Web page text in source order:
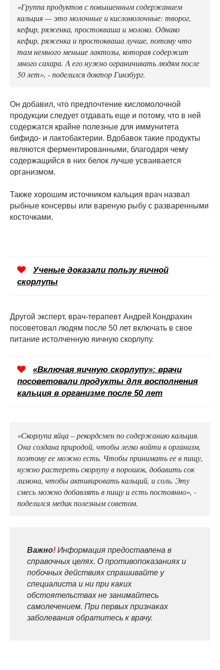
«Группа продуктов с повышенным содержанием
кальция — это молочные и кисломолочные: творог,
кефир, ряженка, простокваша и молоко. Однако
кефир, ряженка и простокваша лучше, потому что
там немного меньше лактозы, которая содержит
много сахара. А его нужно ограничивать людям после
50 лет», - поделился доктор Гинзбург.
Он добавил, что предпочтение кисломолочной
продукции следует отдавать еще и потому, что в ней
содержатся крайне полезные для иммунитета
бифидо- и лактобактерии. Вдобавок такие продукты
являются ферментированными, благодаря чему
содержащийся в них белок лучше усваивается
организмом.
Также хорошим источником кальция врач назвал
рыбные консервы или вареную рыбу с разваренными
косточками.
Ученые доказали пользу яичной
скорлупы
Другой эксперт, врач-терапевт Андрей Кондрахин
посоветовал людям после 50 лет включать в свое
питание истолченную яичную скорлупу.
«Включая яичную скорлупу»: врачи
посоветовали продукты для восполнения
кальция в организме после 50 лет
«Скорлупа яйца – рекордсмен по содержанию кальция.
Она создана природой, чтобы легко войти в организм,
поэтому ее можно есть. Чтобы принимать ее в пищу,
нужно растереть скорлупу в порошок, добавить сок
лимона, чтобы активировать кальций, и соль. Эту
смесь можно добавлять в пищу и есть постоянно», -
поделился медик полезным советом.
Важно! Информация предоставлена в
справочных целях. О противопоказаниях и
побочных действиях спрашивайте у
специалиста и ни при каких
обстоятельствах не занимайтесь
самолечением. При первых признаках
заболевания обратитесь к врачу.